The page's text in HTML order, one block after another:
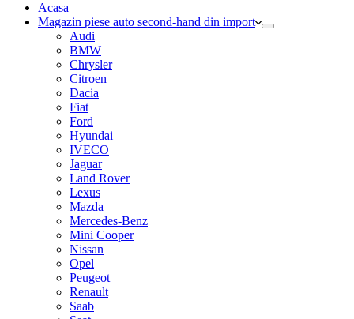
cumpărături
Acasa
Magazin piese auto second-hand din import
Audi
BMW
Chrysler
Citroen
Dacia
Fiat
Ford
Hyundai
IVECO
Jaguar
Land Rover
Lexus
Mazda
Mercedes-Benz
Mini Cooper
Nissan
Opel
Peugeot
Renault
Saab